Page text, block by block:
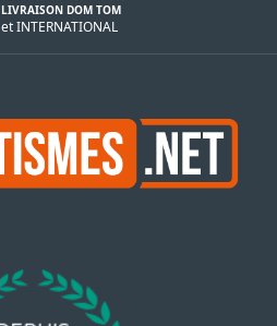
LIVRAISON DOM TOM
et INTERNATIONAL